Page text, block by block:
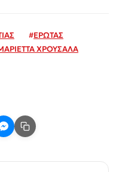
#ΕΡΩΤΑΣ
ΧΡΟΥΣΑΛΑ